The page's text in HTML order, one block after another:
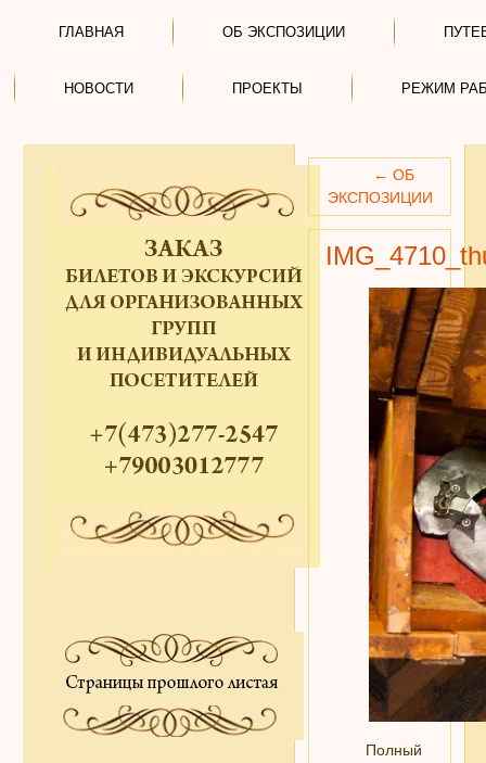
ГЛАВНАЯ ОБ ЭКСПОЗИЦИИ
НОВОСТИ ПРОЕКТЫ РЕЖИМ
← ОБ
ЭКСПОЗИЦИИ
Полный